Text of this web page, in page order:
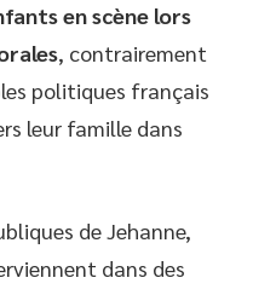
en scène lors
, contrairement
politiques français
leur famille dans
de Jehanne,
dans des